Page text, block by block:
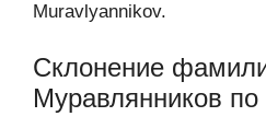
Muravlyannikov.
Склонение
Муравлянников